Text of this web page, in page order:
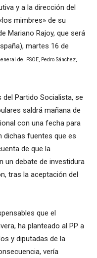
y a la dirección del
mimbres» de su
Mariano Rajoy, que será
martes 16 de
del PSOE, Pedro Sánchez,
Partido Socialista, se
saldrá mañana de
con una fecha para
dichas fuentes que es
de que la
un debate de investidura
tras la aceptación del
que el
ha planteado al PP a
y diputadas de la
vería